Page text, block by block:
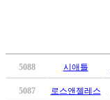
절
코
5088 시애틀
5087 로스앤젤레스